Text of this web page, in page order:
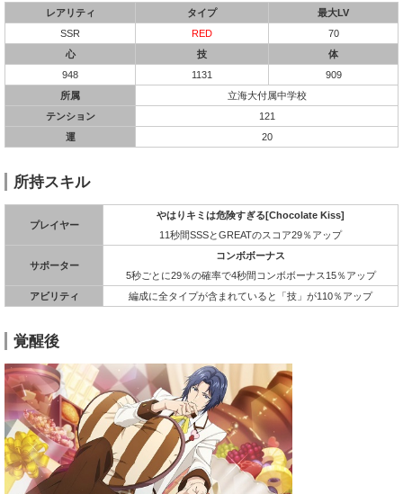
レアリティ タイプ
最大LV
SSR
RED
70
心
技
体
948
1131
909
所属
立海大付属中学校
テンション
121
運
20
所持スキル
プレイヤー
やはりキミは危険すぎる[Chocolate Kiss]
11秒間SSSとGREATのスコア29％アップ
サポーター
コンボボーナス
5秒ごとに29％の確率で4秒間コンボボーナス15％アップ
アビリティ
編成に全タイプが含まれていると「技」が110％アップ
覚醒後